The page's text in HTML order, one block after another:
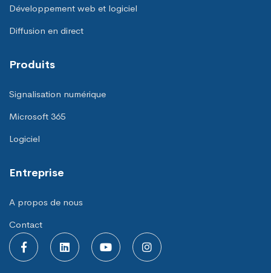
Développement web et logiciel
Diffusion en direct
Produits
Signalisation numérique
Microsoft 365
Logiciel
Entreprise
A propos de nous
Contact